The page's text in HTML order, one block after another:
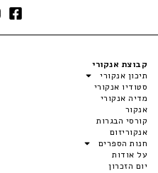
קבוצת אנקורי
תיכון אנקורי
סטודיו אנקורי
מדיה אנקורי
אנקור
קורסי הבגרות
אנקוריזום
חנות הספרים
על אודות
יום הזכרון